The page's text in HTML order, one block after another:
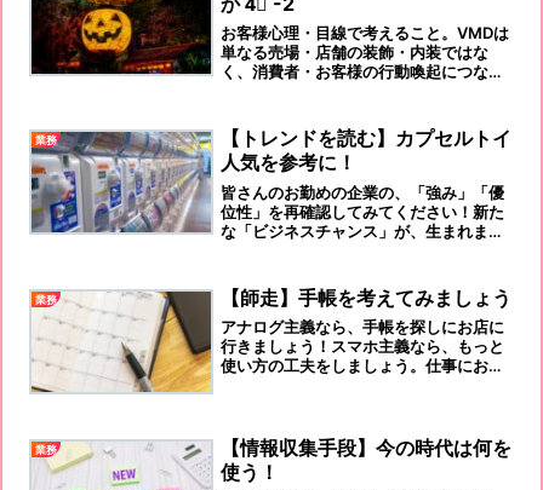
お客様心理・目線で考えること。VMDは
単なる売場・店舗の装飾・内装ではな
く、消費者・お客様の行動喚起につなが
た。「MDとは、間（Ⅿ）違っても、堂
（D）々と」です。
業務
【トレンドを読む】カプセルトイ
人気を参考に！
皆さんのお勤めの企業の、「強み」「優
位性」を再確認してみてください！新た
な「ビジネスチャンス」が、生まれます
業務 【師走】手帳を考えてみましょう
アナログ主義なら、手帳を探しにお店に
行きましょう！スマホ主義なら、もっと
使い方の工夫をしましょう。仕事におい
業務
【情報収集手段】今の時代は何を
使う！